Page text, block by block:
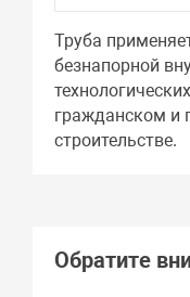
Труба
безнапорной
гражданском
строительстве.
Обратите